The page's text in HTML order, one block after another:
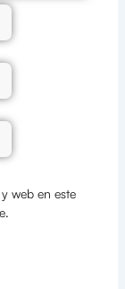
web en este